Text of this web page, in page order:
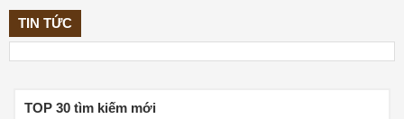
TIN TỨC
TOP 30 tìm kiếm mới